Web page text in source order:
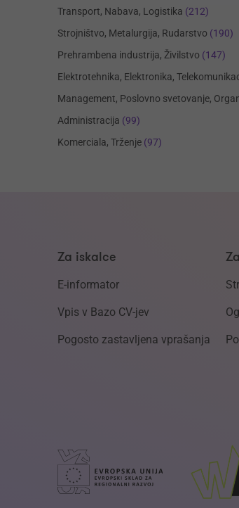
Transport, Nabava, Logistika (212)
Strojništvo, Metalurgija, Rudarstvo (190)
Prehrambena industrija, Živilstvo (147)
Elektrotehnika, Elektronika,
Management, Poslovno svetovanje,
Administracija (99)
Komerciala, Trženje (97)
Za iskalce
E-informator
Vpis v Bazo CV-jev
Pogosto zastavljena vprašanja